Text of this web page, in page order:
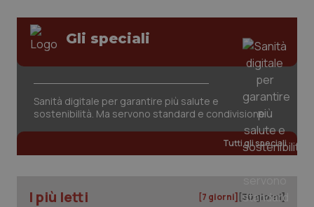
Gli speciali
Sanità digitale per garantire più salute e
sostenibilità. Ma servono standard e condivisione
Tutti gli speciali
I più letti [7 giorni] [30 giorni]
www.quotidianosanita.it
_ga
Google LLC
.quotidianosanita.it
1
mese